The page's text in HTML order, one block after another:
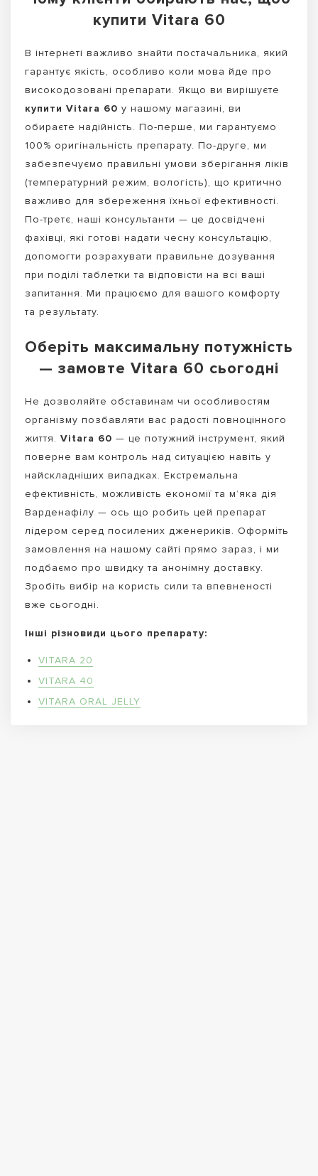
купити Vitara 60
В інтернеті важливо знайти постачальника, який
гарантує якість, особливо коли мова йде про
високодозовані препарати. Якщо ви вирішуєте
купити Vitara 60 у нашому магазині, ви
обираєте надійність. По-перше, ми гарантуємо
100% оригінальність препарату. По-друге, ми
забезпечуємо правильні умови зберігання ліків
(температурний режим, вологість), що критично
важливо для збереження їхньої ефективності.
По-третє, наші консультанти — це досвідчені
фахівці, які готові надати чесну консультацію,
допомогти розрахувати правильне дозування
при поділі таблетки та відповісти на всі ваші
запитання. Ми працюємо для вашого комфорту
та результату.
Оберіть максимальну потужність
— замовте Vitara 60 сьогодні
Не дозволяйте обставинам чи особливостям
організму позбавляти вас радості повноцінного
життя. Vitara 60 — це потужний інструмент, який
поверне вам контроль над ситуацією навіть у
найскладніших випадках. Екстремальна
ефективність, можливість економії та м’яка дія
Варденафілу — ось що робить цей препарат
лідером серед посилених дженериків. Оформіть
замовлення на нашому сайті прямо зараз, і ми
подбаємо про швидку та анонімну доставку.
Зробіть вибір на користь сили та впевненості
вже сьогодні.
Інші різновиди цього препарату:
VITARA 20
VITARA 40
VITARA ORAL JELLY